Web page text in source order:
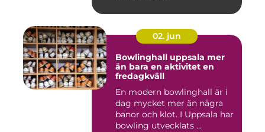
02. jun
Bowlinghall uppsala mer
än bara en aktivitet en
fredagkväll
En modern bowlinghall är i
dag mycket mer än några
banor och klot. I Uppsala har
bowling utvecklats ...